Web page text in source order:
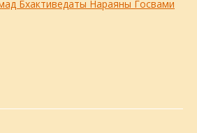
Бхактиведаты Нараяны Госвами